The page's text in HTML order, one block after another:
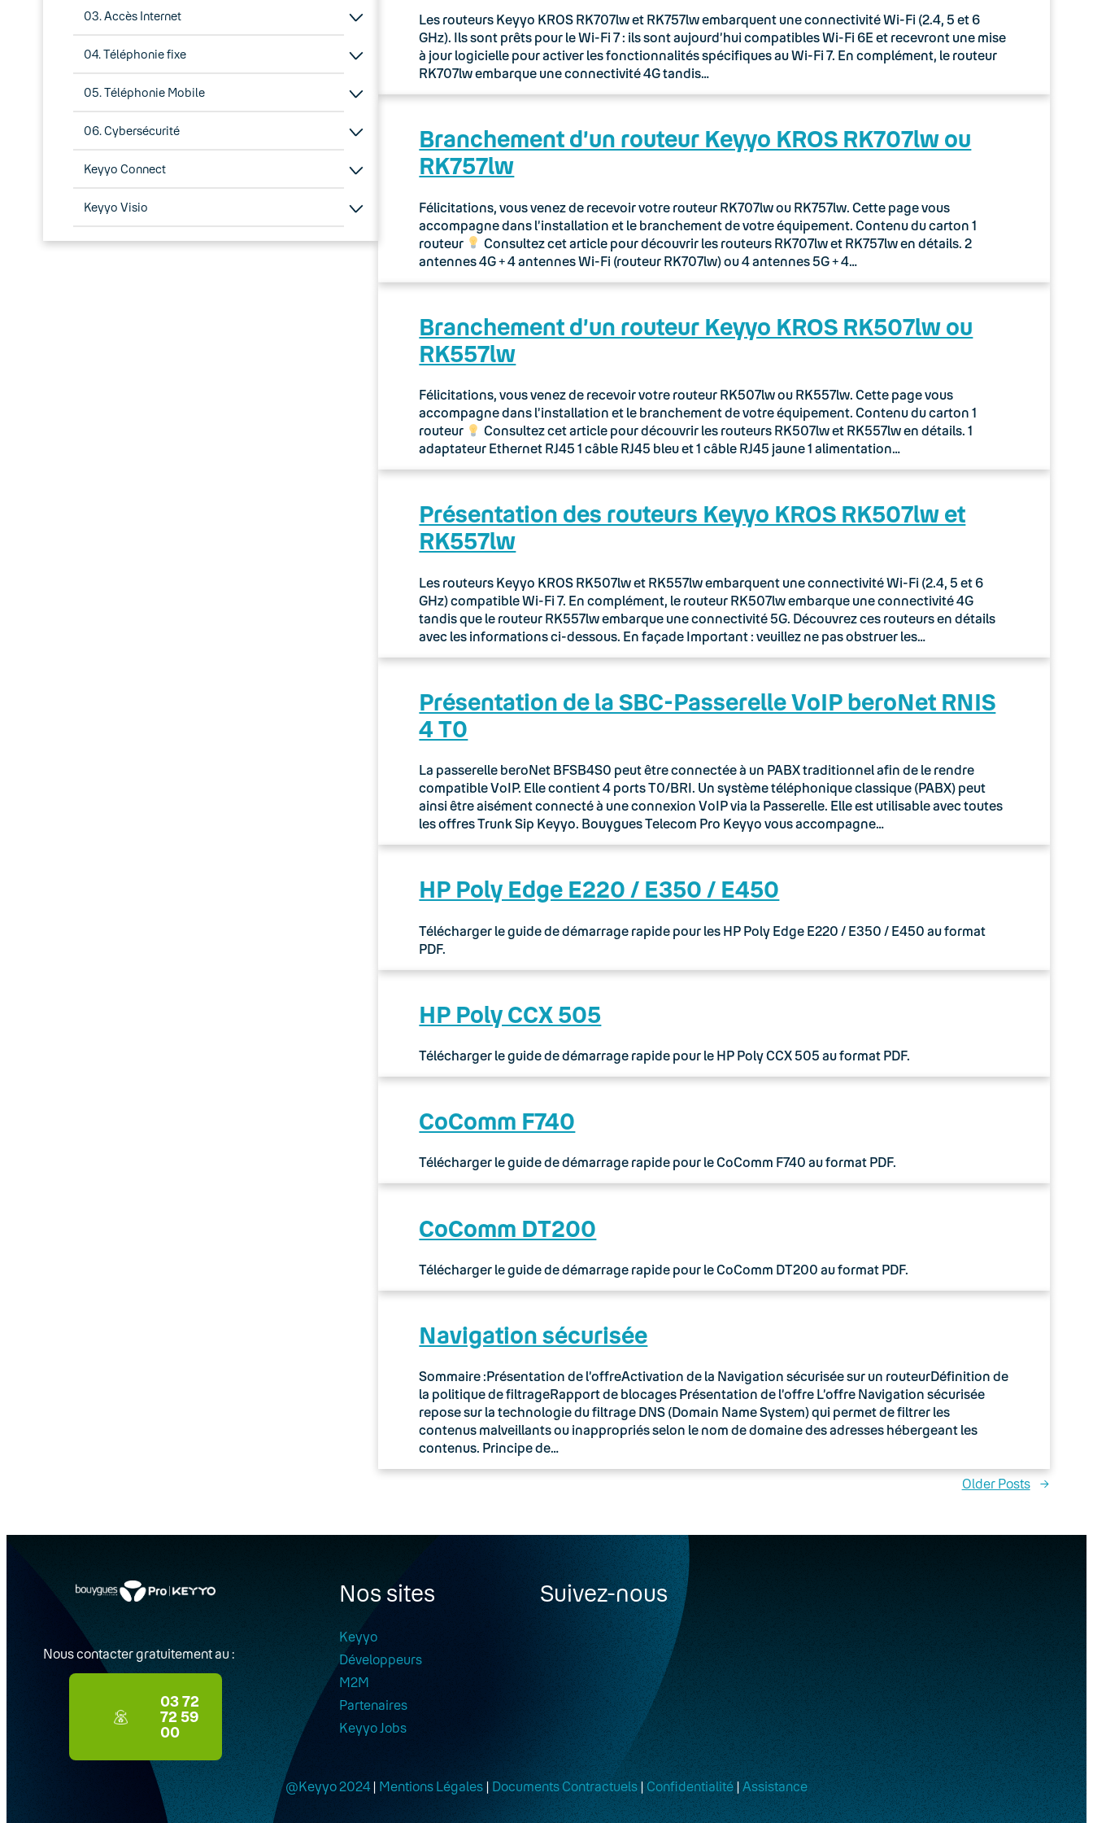
03. Accès Internet
04. Téléphonie fixe
05. Téléphonie Mobile
06. Cybersécurité
Keyyo Connect
Keyyo Visio
Les routeurs Keyyo KROS RK707lw et RK757lw embarquent une connectivité Wi-Fi (2.4, 5 et 6
GHz). Ils sont prêts pour le Wi-Fi 7 : ils sont aujourd’hui compatibles Wi-Fi 6E et recevront une mise
à jour logicielle pour activer les fonctionnalités spécifiques au Wi-Fi 7. En complément, le routeur
RK707lw embarque une connectivité 4G tandis…
Branchement d’un routeur Keyyo KROS RK707lw ou
RK757lw
Félicitations, vous venez de recevoir votre routeur RK707lw ou RK757lw. Cette page vous
accompagne dans l’installation et le branchement de votre équipement. Contenu du carton 1
routeur
Consultez cet article pour découvrir les routeurs RK707lw et RK757lw en détails. 2
antennes 4G + 4 antennes Wi-Fi (routeur RK707lw) ou 4 antennes 5G + 4…
Branchement d’un routeur Keyyo KROS RK507lw ou
RK557lw
Félicitations, vous venez de recevoir votre routeur RK507lw ou RK557lw. Cette page vous
accompagne dans l’installation et le branchement de votre équipement. Contenu du carton 1
routeur
Consultez cet article pour découvrir les routeurs RK507lw et RK557lw en détails. 1
adaptateur Ethernet RJ45 1 câble RJ45 bleu et 1 câble RJ45 jaune 1 alimentation…
Présentation des routeurs Keyyo KROS RK507lw et
RK557lw
Les routeurs Keyyo KROS RK507lw et RK557lw embarquent une connectivité Wi-Fi (2.4, 5 et 6
GHz) compatible Wi-Fi 7. En complément, le routeur RK507lw embarque une connectivité 4G
tandis que le routeur RK557lw embarque une connectivité 5G. Découvrez ces routeurs en détails
avec les informations ci-dessous. En façade Important : veuillez ne pas obstruer les…
Présentation de la SBC-Passerelle VoIP beroNet RNIS
4 T0
La passerelle beroNet BFSB4S0 peut être connectée à un PABX traditionnel afin de le rendre
compatible VoIP. Elle contient 4 ports T0/BRI. Un système téléphonique classique (PABX) peut
ainsi être aisément connecté à une connexion VoIP via la Passerelle. Elle est utilisable avec toutes
les offres Trunk Sip Keyyo. Bouygues Telecom Pro Keyyo vous accompagne…
HP Poly Edge E220 / E350 / E450
Télécharger le guide de démarrage rapide pour les HP Poly Edge E220 / E350 / E450 au format
PDF.
HP Poly CCX 505
Télécharger le guide de démarrage rapide pour le HP Poly CCX 505 au format PDF.
CoComm F740
Télécharger le guide de démarrage rapide pour le CoComm F740 au format PDF.
CoComm DT200
Télécharger le guide de démarrage rapide pour le CoComm DT200 au format PDF.
Navigation sécurisée
Sommaire :Présentation de l’offreActivation de la Navigation sécurisée sur un routeurDéfinition de
la politique de filtrageRapport de blocages Présentation de l’offre L’offre Navigation sécurisée
repose sur la technologie du filtrage DNS (Domain Name System) qui permet de filtrer les
contenus malveillants ou inappropriés selon le nom de domaine des adresses hébergeant les
contenus. Principe de…
Older Posts →
Nous contacter gratuitement au :
03 72
72 59
00
Nos sites
Keyyo
Développeurs
M2M
Partenaires
Keyyo Jobs
Suivez-nous
@Keyyo 2024| Mentions Légales | Documents Contractuels|Confidentialité|Assistance